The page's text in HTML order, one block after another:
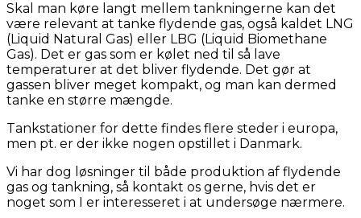
Skal man køre langt mellem tankningerne kan det
være relevant at tanke flydende gas, også kaldet LNG
(Liquid Natural Gas) eller LBG (Liquid Biomethane
Gas). Det er gas som er kølet ned til så lave
temperaturer at det bliver flydende. Det gør at
gassen bliver meget kompakt, og man kan dermed
tanke en større mængde.
Tankstationer for dette findes flere steder i europa,
men pt. er der ikke nogen opstillet i Danmark.
Vi har dog løsninger til både produktion af flydende
gas og tankning, så kontakt os gerne, hvis det er
noget som I er interesseret i at undersøge nærmere.